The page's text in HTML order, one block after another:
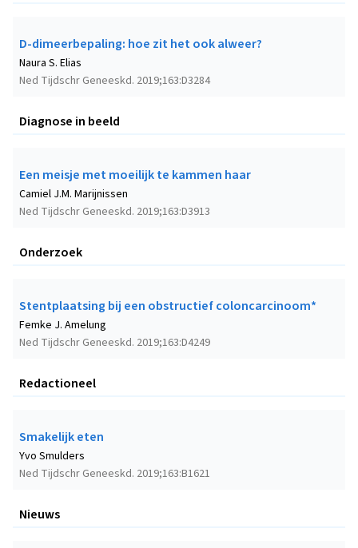
D-dimeerbepaling: hoe zit het ook alweer?
Ned Tijdschr Geneeskd. 2019;163:D3284
Naura S. Elias
Diagnose in beeld
Een meisje met moeilijk te kammen haar
Ned Tijdschr Geneeskd. 2019;163:D3913
Camiel J.M. Marijnissen
Onderzoek
Stentplaatsing bij een obstructief coloncarcinoom*
Ned Tijdschr Geneeskd. 2019;163:D4249
Femke J. Amelung
Redactioneel
Smakelijk eten
Ned Tijdschr Geneeskd. 2019;163:B1621
Yvo Smulders
Nieuws